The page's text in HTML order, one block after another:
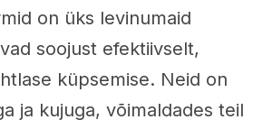
on üks levinumaid
soojust efektiivselt,
küpsemise. Neid on
ja kujuga, võimaldades teil